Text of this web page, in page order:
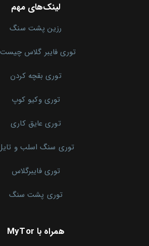
لینک‌های مهم
رزین پشت سنگ
توری فایبر گلاس
توری بقچه کردن
توری وکیو کوپ
توری عایق کاری
توری سنگ اسلب و
توری فایبرگلاس
توری پشت سنگ
همراه با MyTor